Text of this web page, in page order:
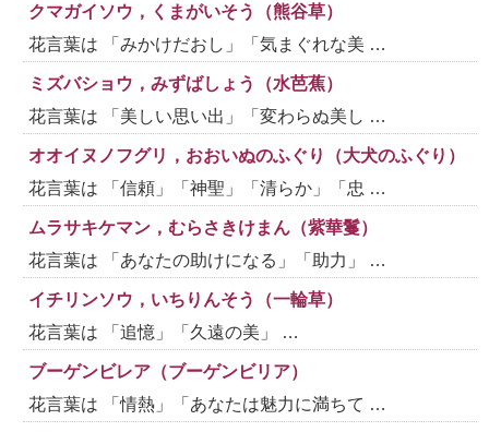
クマガイソウ，くまがいそう（熊谷草）
花言葉は 「みかけだおし」「気まぐれな美 …
ミズバショウ，みずばしょう（水芭蕉）
花言葉は 「美しい思い出」「変わらぬ美し …
オオイヌノフグリ，おおいぬのふぐり（大犬のふぐり）
花言葉は 「信頼」「神聖」「清らか」「忠 …
ムラサキケマン，むらさきけまん（紫華鬘）
花言葉は 「あなたの助けになる」「助力」 …
イチリンソウ，いちりんそう（一輪草）
花言葉は 「追憶」「久遠の美」 …
ブーゲンビレア（ブーゲンビリア）
花言葉は 「情熱」「あなたは魅力に満ちて …